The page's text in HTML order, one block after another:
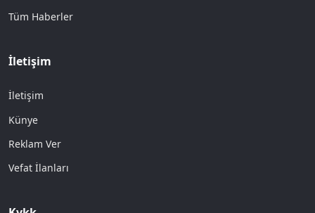
Tüm Haberler
İletişim
İletişim
Künye
Reklam Ver
Vefat İlanları